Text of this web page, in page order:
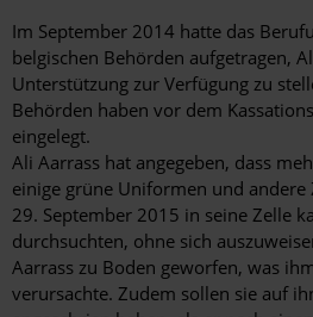
Im September 2014 hatte das
belgischen Behörden aufgetragen,
Unterstützung zur Verfügung zu
Behörden haben vor dem
eingelegt.
Ali Aarrass hat angegeben, dass
einige grüne Uniformen und
29. September 2015 in seine Zelle
durchsuchten, ohne sich
Aarrass zu Boden geworfen, was
verursachte. Zudem sollen sie auf